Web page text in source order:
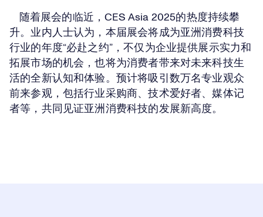
随着展会的临近，CES Asia 2025的热度持续攀
升。业内人士认为，本届展会将成为亚洲消费科技
行业的年度“必赴之约”，不仅为企业提供展示实力和
拓展市场的机会，也将为消费者带来对未来科技生
活的全新认知和体验。预计将吸引数万名专业观众
前来参观，包括行业采购商、技术爱好者、媒体记
者等，共同见证亚洲消费科技的发展新高度。